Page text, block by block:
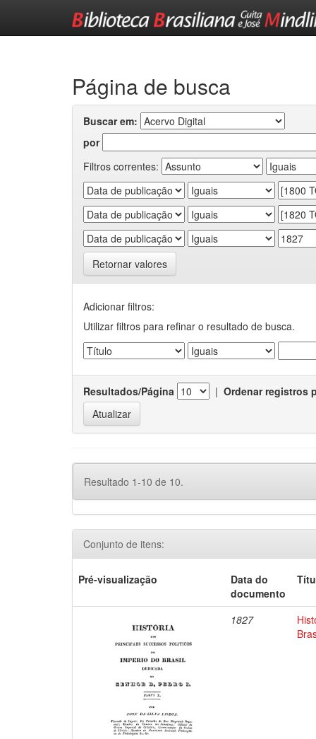
Página de busca
Buscar em:
por
Filtros correntes:
Retornar valores
Adicionar filtros:
Utilizar filtros para refinar o resultado de busca.
Resultados/Página | Ordenar registros
Resultado 1-10 de 10.
Conjunto de itens:
Pré-visualização
Data do
documento
1827